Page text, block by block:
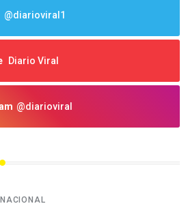
@diarioviral1
Diario Viral
@diarioviral